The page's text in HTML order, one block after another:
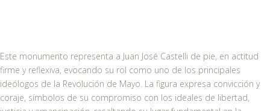
Este monumento representa a Juan José Castelli de pie, en actitud
firme y reflexiva, evocando su rol como uno de los principales
ideólogos de la Revolución de Mayo. La figura expresa convicción y
coraje, símbolos de su compromiso con los ideales de libertad,